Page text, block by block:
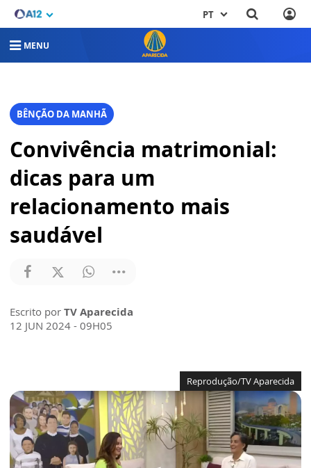
PT
MENU
BÊNÇÃO DA MANHÃ
Convivência matrimonial:
dicas para um
relacionamento mais
saudável
Escrito por TV Aparecida
12 JUN 2024 - 09H05
Reprodução/TV Aparecida